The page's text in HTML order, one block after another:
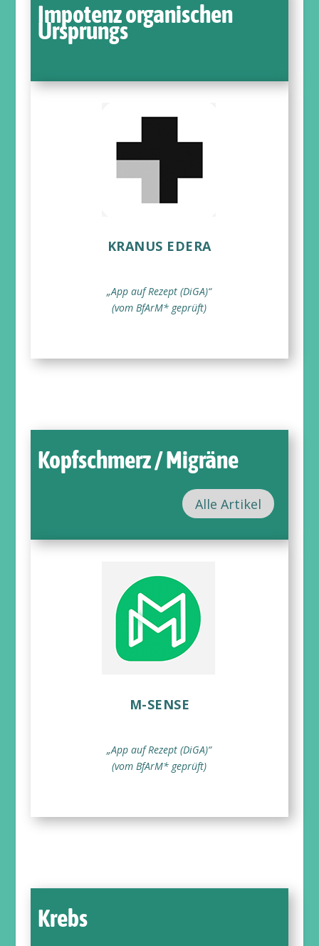
Impotenz organischen
Ursprungs
KRANUS EDERA
„App auf Rezept (DiGA)“
(vom BfArM* geprüft)
Kopfschmerz / Migräne
Alle Artikel
M-SENSE
„App auf Rezept (DiGA)“
(vom BfArM* geprüft)
Krebs